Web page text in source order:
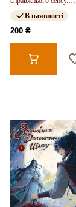
Психолог у концтаборі
В наявності
200 ₴